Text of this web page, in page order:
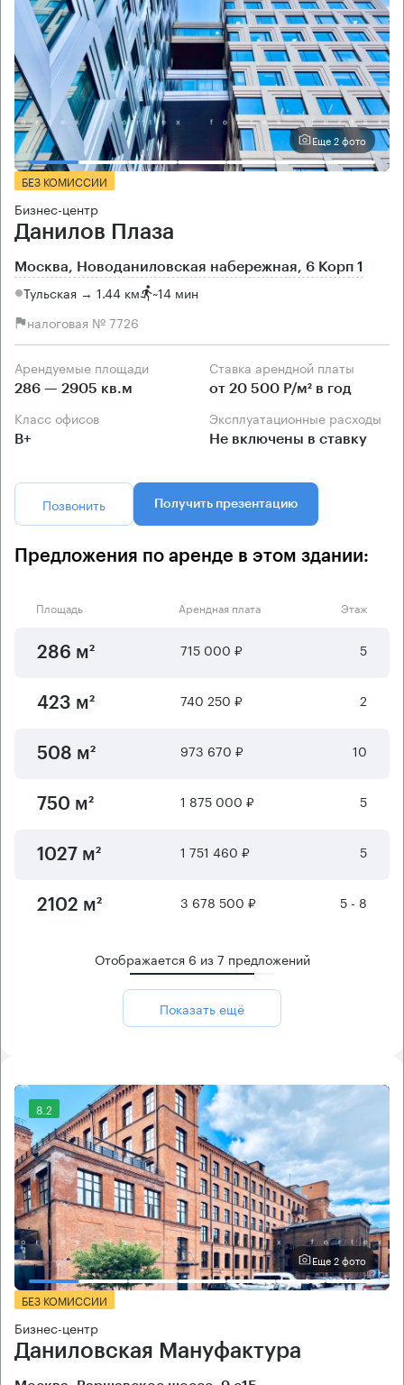
Еще 2 фото
БЕЗ КОМИССИИ
Бизнес-центр
Данилов Плаза
Москва, Новоданиловская набережная, 6 Корп 1
Тульская → 1.44 км ~14 мин
налоговая № 7726
Арендуемые площади
286 — 2905 кв.м
Ставка арендной платы
от 20 500 Р/м² в год
Класс офисов
B+
Эксплуатационные расходы
Не включены в ставку
Позвонить Получить презентацию
Предложения по аренде в этом здании:
Площадь Арендная плата Этаж
286 м² 715 000 ₽ 5
423 м² 740 250 ₽ 2
508 м² 973 670 ₽ 10
750 м² 1 875 000 ₽ 5
1027 м² 1 751 460 ₽ 5
2102 м² 3 678 500 ₽ 5 - 8
Отображается 6 из7 предложений
Показать ещё
8.2
Еще 2 фото
БЕЗ КОМИССИИ
Бизнес-центр
Даниловская Мануфактура